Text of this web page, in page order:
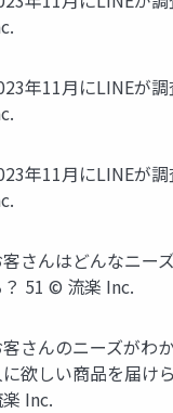
年11月にLINEが
年11月にLINEが
さんはどんなニー
？ 51 © 流楽 Inc.
さんのニーズがわ
に欲しい商品を届け
Inc.